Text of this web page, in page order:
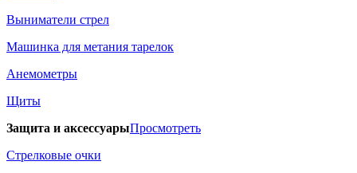
Выниматели стрел
Машинка для метания тарелок
Анемометры
Щиты
Защита и аксессуарыПросмотреть
Стрелковые очки